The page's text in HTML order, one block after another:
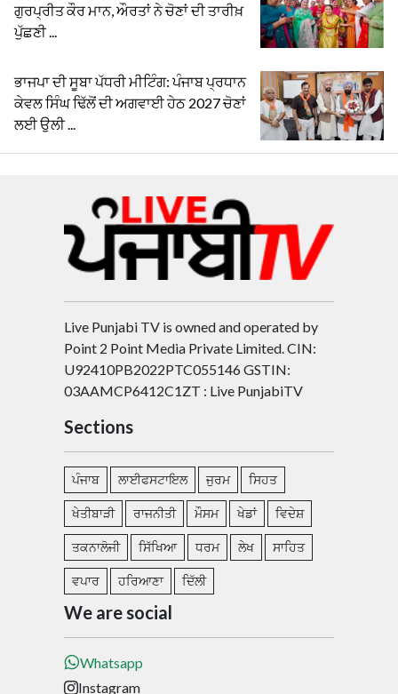
ਗੁਰਪ੍ਰੀਤ ਕੌਰ ਮਾਨ, ਔਰਤਾਂ ਨੇ ਚੋਣਾਂ ਦੀ ਤਾਰੀਖ਼
ਪੁੱਛਣੀ ...
ਭਾਜਪਾ ਦੀ ਸੂਬਾ ਪੱਧਰੀ ਮੀਟਿੰਗ: ਪੰਜਾਬ ਪ੍ਰਧਾਨ
ਕੇਵਲ ਸਿੰਘ ਢਿੱਲੋਂ ਦੀ ਅਗਵਾਈ ਹੇਠ 2027 ਚੋਣਾਂ
ਲਈ ਉਲੀ ...
Live Punjabi TV is owned and operated by
Point 2 Point Media Private Limited. CIN:
U92410PB2022PTC055146 GSTIN:
03AAMCP6412C1ZT : Live PunjabiTV
Sections
ਪੰਜਾਬ ਲਾਈਫਸਟਾਇਲ ਜੁਰਮ ਸਿਹਤ
ਖੇਤੀਬਾੜੀ ਰਾਜਨੀਤੀ ਮੌਸਮ ਖੇਡਾਂ ਵਿਦੇਸ਼
ਤਕਨਾਲੋਜੀ ਸਿੱਖਿਆ ਧਰਮ ਲੇਖ ਸਾਹਿਤ
ਵਪਾਰ ਹਰਿਆਣਾ ਦਿੱਲੀ
We are social
Whatsapp
Instagram